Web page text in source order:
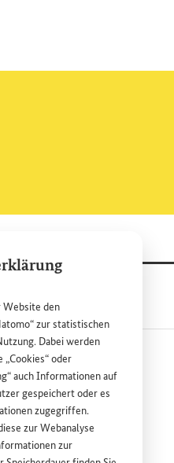
Website den
zur statistischen
Dabei werden
„Cookies“ oder
“ auch Informationen auf
gespeichert oder es
zugegriffen.
zur Webanalyse
zur